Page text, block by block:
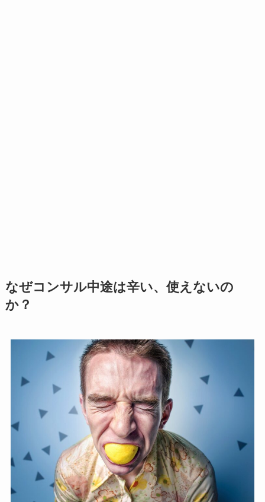
なぜコンサル中途は辛い、使えないの
か？